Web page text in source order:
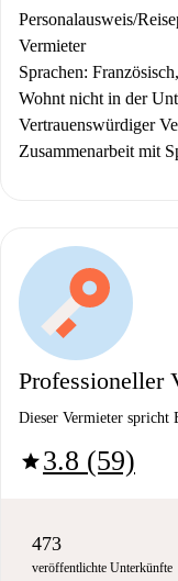
Personalausweis/
Vermieter
Sprachen:
Wohnt nicht in der
Vertrauenswürdiger
Zusammenarbeit mit
Professioneller
Dieser Vermieter spricht
star3.8 (59)
473
veröffentlichte Unterkünfte